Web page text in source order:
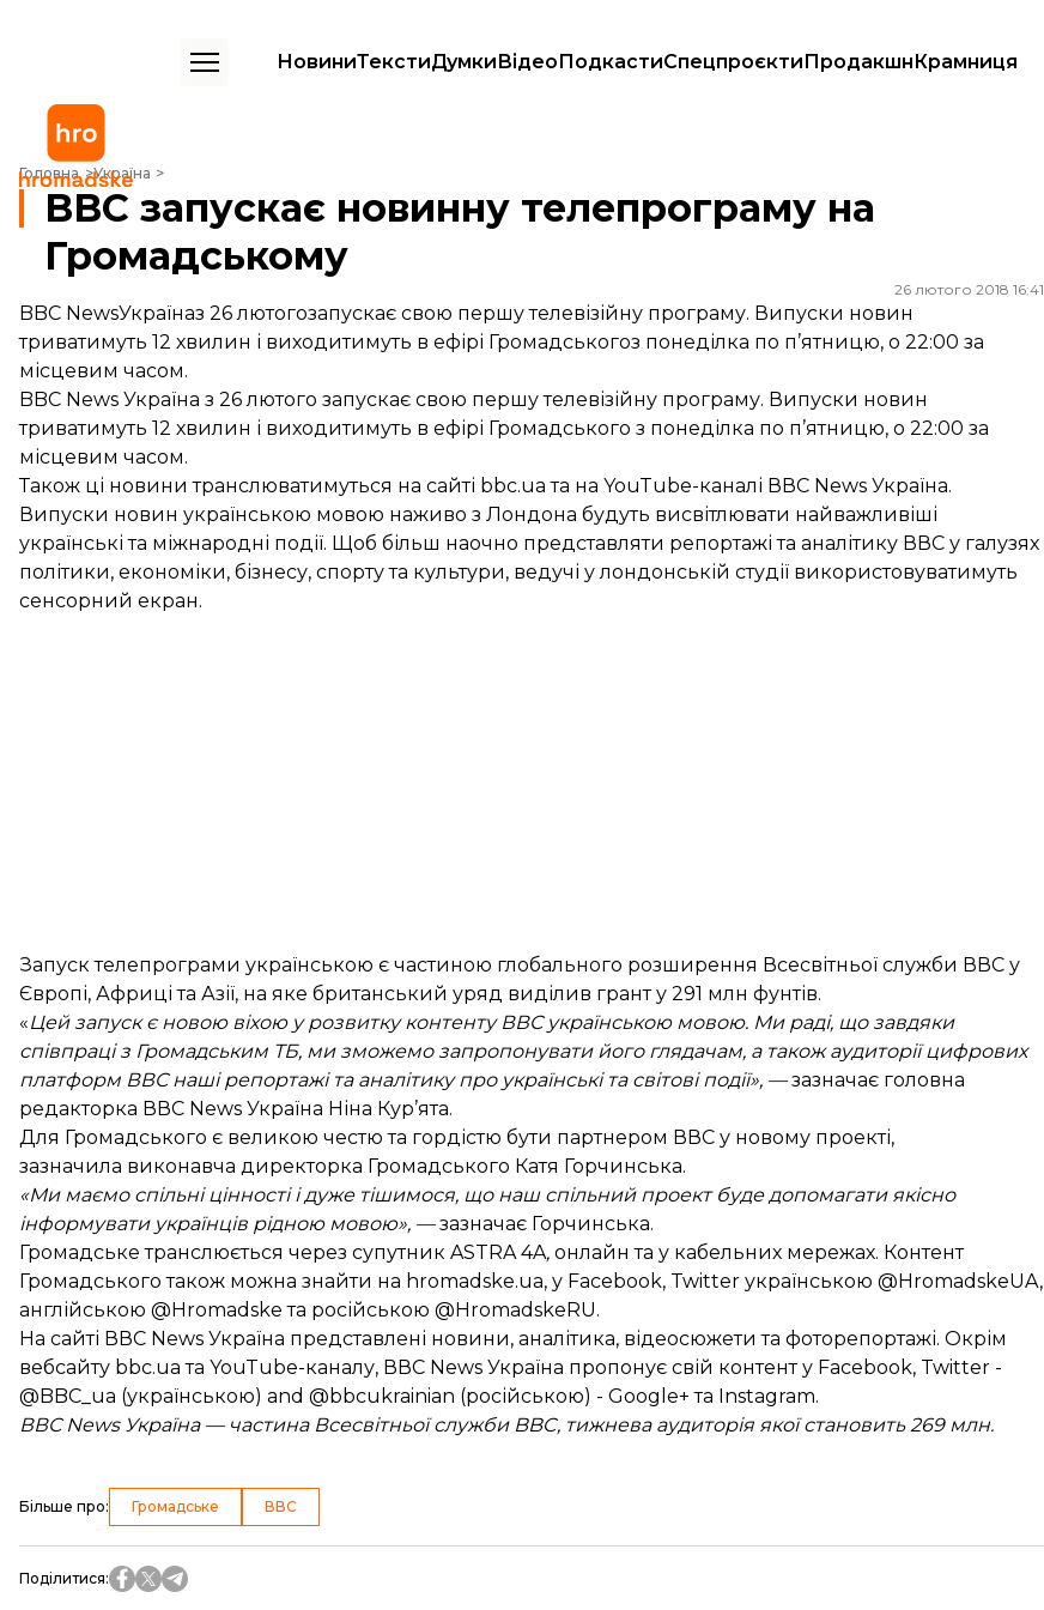
НовиниТекстиДумкиВідеоПодкастиСпецпроєктиПродакшнКрамниця
Головна Україна
ВВС запускає новинну телепрограму на Громадському
ВВС запускає новинну телепрограму на
Громадському
26 лютого 2018 16:41
BBC NewsУкраїназ 26 лютогозапускає свою першу телевізійну програму. Випуски новин
триватимуть 12 хвилин і виходитимуть в ефірі Громадськогоз понеділка по п’ятницю, о 22:00 за
місцевим часом.
BBC News Україна з 26 лютого запускає свою першу телевізійну програму. Випуски новин
триватимуть 12 хвилин і виходитимуть в ефірі Громадського з понеділка по п’ятницю, о 22:00 за
місцевим часом.
Також ці новини транслюватимуться на сайті bbc.ua та на YouTube-каналі ВВС News Україна.
Випуски новин українською мовою наживо з Лондона будуть висвітлювати найважливіші
українські та міжнародні події. Щоб більш наочно представляти репортажі та аналітику ВВС у галузях
політики, економіки, бізнесу, спорту та культури, ведучі у лондонській студії використовуватимуть
сенсорний екран.
Запуск телепрограми українською є частиною глобального розширення Всесвітньої служби ВВС у
Європі, Африці та Азії, на яке британський уряд виділив грант у 291 млн фунтів.
«Цей запуск є новою віхою у розвитку контенту ВВС українською мовою. Ми раді, що завдяки
співпраці з Громадським ТБ, ми зможемо запропонувати його глядачам, а також аудиторії цифрових
платформ ВВС наші репортажі та аналітику про українські та світові події», —зазначає головна
редакторка ВВС News Україна Ніна Кур’ята.
Для Громадського є великою честю та гордістю бути партнером ВВС у новому проекті,
зазначила виконавча директорка Громадського Катя Горчинська.
«Ми маємо спільні цінності і дуже тішимося, що наш спільний проект буде допомагати якісно
інформувати українців рідною мовою», —зазначає Горчинська.
Громадське транслюється через супутник ASTRA 4A, онлайн та у кабельних мережах. Контент
Громадського також можна знайти на hromadske.ua, у Facebook, Twitter українською @HromadskeUA,
англійською @Hromadske та російською @HromadskeRU.
На сайті ВВС News Україна представлені новини, аналітика, відеосюжети та фоторепортажі. Окрім
вебсайту bbc.ua та YouTube-каналу, ВВС News Україна пропонує свій контент у Facebook, Twitter -
@BBC_ua (українською) and @bbcukrainian (російською) - Google+ та Instagram.
ВВС News Україна — частина Всесвітньої служби BBC, тижнева аудиторія якої становить 269 млн.
Більше про: Громадське ВВС
Поділитися: